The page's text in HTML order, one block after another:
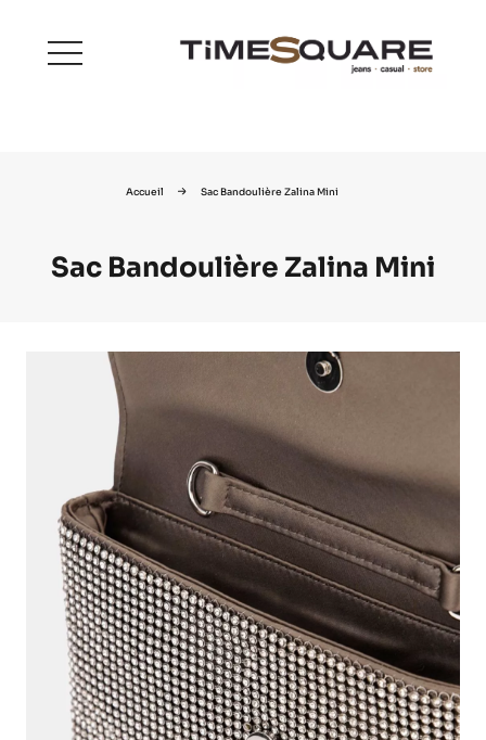
menu
Accueil Sac Bandoulière Zalina Mini
Sac Bandoulière Zalina Mini